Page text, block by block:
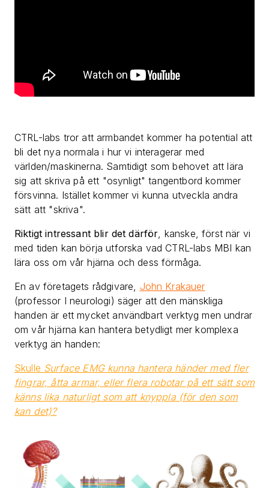
CTRL-labs tror att armbandet kommer ha potential att
bli det nya normala i hur vi interagerar med
världen/maskinerna. Samtidigt som behovet att lära
sig att skriva på ett "osynligt" tangentbord kommer
försvinna. Istället kommer vi kunna utveckla andra
sätt att "skriva".
Riktigt intressant blir det därför , kanske, först när vi
med tiden kan börja utforska vad CTRL-labs MBI kan
lära oss om vår hjärna och dess förmåga.
En av företagets rådgivare, John Krakauer
(professor I neurologi) säger att den mänskliga
handen är ett mycket användbart verktyg men undrar
om vår hjärna kan hantera betydligt mer komplexa
verktyg än handen:
Skulle Surface EMG kunna hantera händer med fler
fingrar, åtta armar, eller flera robotar på ett sätt som
känns lika naturligt som att knyppla (för den som
kan det)?